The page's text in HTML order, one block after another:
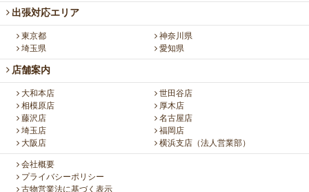
出張対応エリア
東京都
神奈川県
埼玉県
愛知県
店舗案内
大和本店
世田谷店
相模原店
厚木店
藤沢店
名古屋店
埼玉店
福岡店
大阪店
横浜支店（法人営業部）
会社概要
プライバシーポリシー
古物営業法に基づく表示